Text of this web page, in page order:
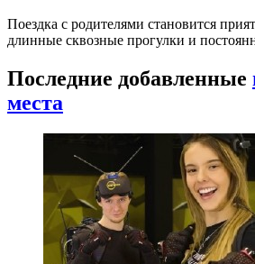
Поездка с родителями становится
длинные сквозные прогулки и
Последние добавленные
места